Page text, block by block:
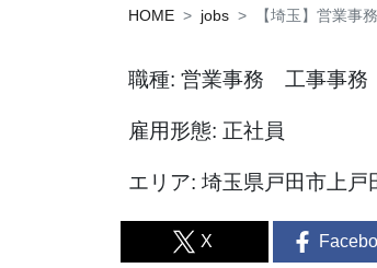
HOME jobs 【埼玉】営業事
職種: 営業事務 工事事務
雇用形態: 正社員
エリア: 埼玉県戸田市上
X